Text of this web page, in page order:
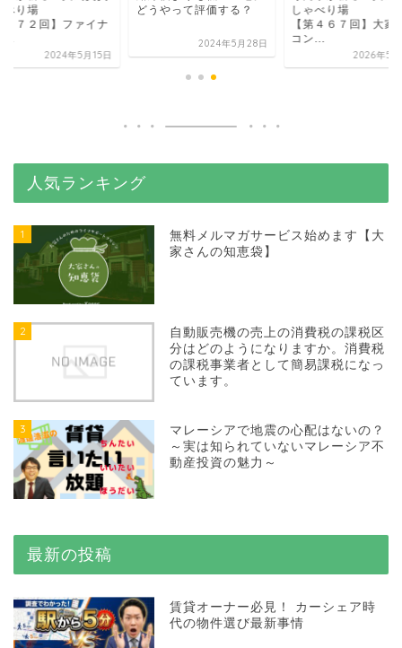
べり場
３７２回】ファイナ
2024年5月15日
どうやって評価する？
2024年5月28日
しゃべり場
【第４６７回】大家
コン...
2026年5
人気ランキング
1
無料メルマガサービス始めます【大
家さんの知恵袋】
2
自動販売機の売上の消費税の課税区
分はどのようになりますか。消費税
の課税事業者として簡易課税になっ
ています。
3
マレーシアで地震の心配はないの？
～実は知られていないマレーシア不
動産投資の魅力～
最新の投稿
賃貸オーナー必見！ カーシェア時
代の物件選び最新事情